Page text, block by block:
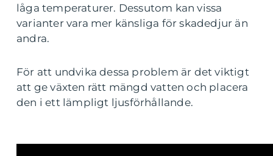
låga temperaturer. Dessutom kan vissa
varianter vara mer känsliga för skadedjur än
andra.
För att undvika dessa problem är det viktigt
att ge växten rätt mängd vatten och placera
den i ett lämpligt ljusförhållande.